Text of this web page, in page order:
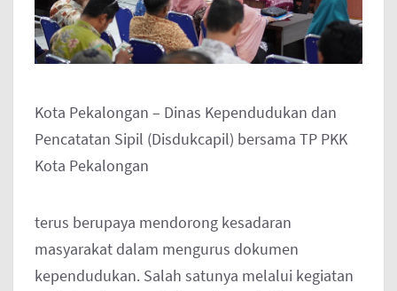
Kota Pekalongan – Dinas Kependudukan dan
Pencatatan Sipil (Disdukcapil) bersama TP PKK
Kota Pekalongan
terus berupaya mendorong kesadaran
masyarakat dalam mengurus dokumen
kependudukan. Salah satunya melalui kegiatan